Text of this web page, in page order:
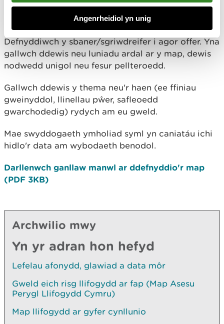
Angenrheidiol yn unig
Chwiliwch y map am enw lle, cyfeiriad, neu
Defnyddiwch y sbaner/sgriwdreifer i agor offer. Yna
gallwch ddewis neu luniadu ardal ar y map, dewis
nodwedd unigol neu fesur pellteroedd.
Gallwch ddewis y thema neu'r haen (ee ffiniau
gweinyddol, llinellau pŵer, safleoedd
gwarchodedig) rydych am eu gweld.
Mae swyddogaeth ymholiad syml yn caniatáu ichi
hidlo'r data am wybodaeth benodol.
Darllenwch ganllaw manwl ar ddefnyddio'r map
(PDF 3KB)
Archwilio mwy
Yn yr adran hon hefyd
Lefelau afonydd, glawiad a data môr
Gweld eich risg llifogydd ar fap (Map Asesu
Perygl Llifogydd Cymru)
Map llifogydd ar gyfer cynllunio